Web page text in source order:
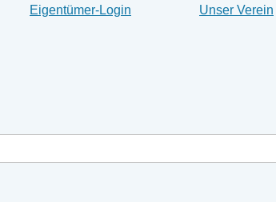
Eigentümer-Login Unser Verein